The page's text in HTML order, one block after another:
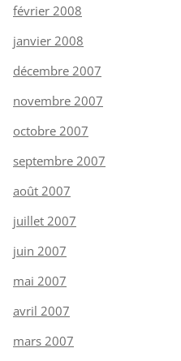
février 2008
janvier 2008
décembre 2007
novembre 2007
octobre 2007
septembre 2007
août 2007
juillet 2007
juin 2007
mai 2007
avril 2007
mars 2007